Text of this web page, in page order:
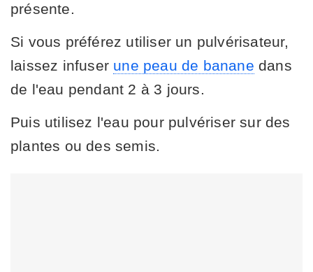
présente.
Si vous préférez utiliser un pulvérisateur,
laissez infuser une peau de banane dans
de l'eau pendant 2 à 3 jours.
Puis utilisez l'eau pour pulvériser sur des
plantes ou des semis.